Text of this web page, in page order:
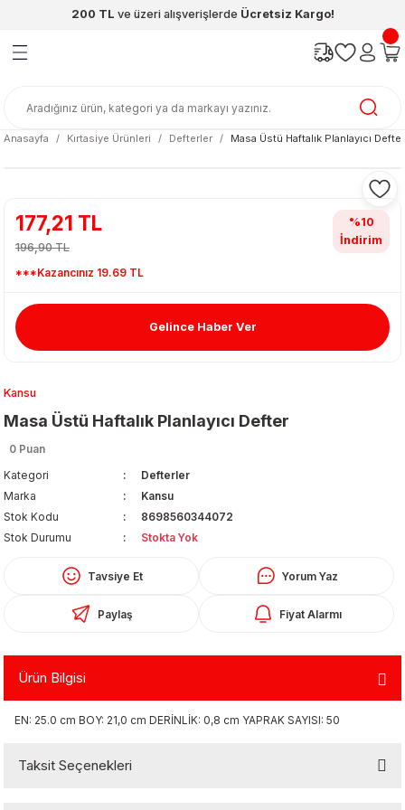
200 TL ve üzeri alışverişlerde Ücretsiz Kargo!
Geri Dön
Geri Dön
& Matara
Geri Dön
Geri Dön
Geri Dön
Geri Dön
Anasayfa
Kırtasiye Ürünleri Defterler Masa Üstü Haftalık Planlayıcı Defter
Kansu
Masa Üstü Haftalık Planlayıcı Defter
0 Puan
Kategori
Defterler
Marka
Kansu
Stok Kodu
8698560344072
Stok Durumu
Stokta Yok
Tavsiye Et Yorum Yaz
Paylaş Fiyat Alarmı
177,21 TL
196,90 TL
***Kazancınız 19.69 TL
%10
İndirim
Gelince Haber Ver
Ürün Bilgisi
EN: 25.0 cm BOY: 21,0 cm DERİNLİK: 0,8 cm YAPRAK SAYISI: 50
Taksit Seçenekleri